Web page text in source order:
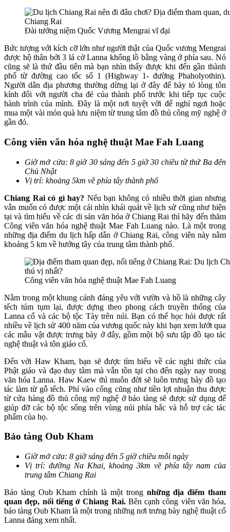
Đài tưởng niệm Quốc Vương Mengrai vĩ đại
Bức tượng với kích cỡ lớn như người thật của Quốc vương Mengrai
được hộ thân bởi 3 lá cờ Lanna khổng lồ bằng vàng ở phía sau. Nó
cũng sẽ là thứ đầu tiên mà bạn nhìn thấy được khi đến gần thành
phố từ đường cao tốc số 1 (Highway 1- đường Phaholyothin).
Người dân địa phương thường dừng lại ở đây để bày tỏ lòng tôn
kính đối với người cha đẻ của thành phố trước khi tiếp tục cuộc
hành trình của mình. Đây là một nơi tuyệt vời để nghỉ ngơi hoặc
mua một vài món quà lưu niệm từ trung tâm đồ thủ công mỹ nghệ ở
gần đó.
Công viên văn hóa nghệ thuật Mae Fah Luang
Giờ mở cửa: 8 giờ 30 sáng đến 5 giờ 30 chiều từ thứ Ba đến
Chủ Nhật
Vị trí: khoảng 5km về phía tây thành phố
Chiang Rai có gì hay? Nếu bạn không có nhiều thời gian nhưng
vẫn muốn có được một cái nhìn khái quát về lịch sử cũng như hiện
tại và tìm hiểu về các di sản văn hóa ở Chiang Rai thì hãy đến thăm
Công viên văn hóa nghệ thuật Mae Fah Luang nào. Là một trong
những địa điểm du lịch hấp dẫn ở Chiang Rai, công viên này nằm
khoảng 5 km về hướng tây của trung tâm thành phố.
Công viên văn hóa nghệ thuật Mae Fah Luang
Nằm trong một khung cảnh đáng yêu với vườn và hồ là những cây
tếch túm tụm lại, được dựng theo phong cách truyền thống của
Lanna cổ và các bộ tộc Tày trên núi. Bạn có thể học hỏi được rất
nhiều về lịch sử 400 năm của vương quốc này khi bạn xem lướt qua
các mẫu vật được trưng bày ở đây, gồm một bộ sưu tập đồ tạo tác
nghệ thuật và tôn giáo cổ.
Đến với Haw Kham, bạn sẽ được tìm hiểu về các nghi thức của
Phật giáo và đạo duy tâm mà vẫn tồn tại cho đến ngày nay trong
văn hóa Lanna. Haw Kaew thì muôn đời sẽ luôn trưng bày đồ tạo
tác làm từ gỗ tếch. Phí vào cổng cũng như tiền lợi nhuận thu được
từ cửa hàng đồ thủ công mỹ nghệ ở bảo tàng sẽ được sử dụng để
giúp đỡ các bộ tộc sống trên vùng núi phía bắc và hỗ trợ các tác
phẩm của họ.
Bảo tàng Oub Kham
Giờ mở cửa: 8 giờ sáng đến 5 giờ chiều mỗi ngày
Vị trí: đường Na Khai, khoảng 3km về phía tây nam của
trung tâm Chiang Rai
Bảo tàng Oub Kham chính là một trong những địa điểm tham
quan đẹp, nổi tiếng ở Chiang Rai. Bên cạnh công viên văn hóa,
bảo tàng Oub Kham là một trong những nơi trưng bày nghệ thuật cổ
Lanna đáng xem nhất.